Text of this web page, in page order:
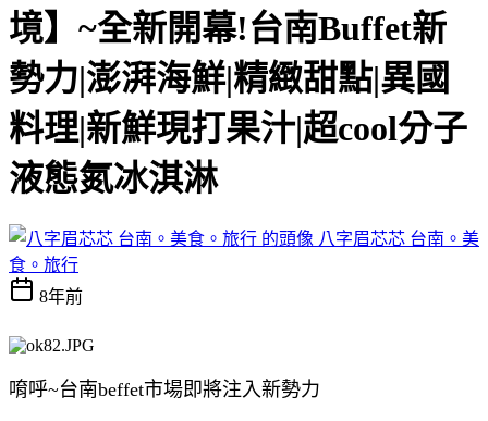
境】~全新開幕!台南Buffet新
勢力|澎湃海鮮|精緻甜點|異國
料理|新鮮現打果汁|超cool分子
液態氮冰淇淋
八字眉芯芯 台南。美
食。旅行
8年前
唷呼~台南beffet市場即將注入新勢力